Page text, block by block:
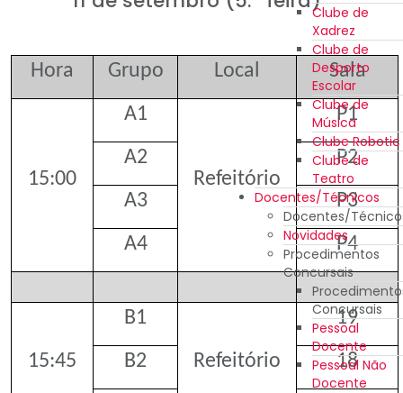
Clube de
Xadrez
Clube de
Desporto
Escolar
Clube de
Música
Clube Robotic
Clube de
Teatro
Docentes/Técnicos
Docentes/
Novidades
Procedimentos
Concursais
Concursais
Pessoal
Docente
Pessoal Não
Docente
Hora Grupo Local Sala
15:00
A1
Refeitório
P1
A2
P2
A3
P3
A4
P4
15:45
B1
Refeitório
19
B2
18